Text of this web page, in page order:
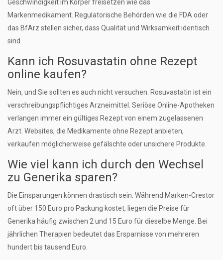
Geschwindigkeit im Körper freisetzen wie das
Markenmedikament. Regulatorische Behörden wie die FDA oder
das BfArz stellen sicher, dass Qualität und Wirksamkeit identisch
sind.
Kann ich Rosuvastatin ohne Rezept
online kaufen?
Nein, und Sie sollten es auch nicht versuchen. Rosuvastatin ist ein
verschreibungspflichtiges Arzneimittel. Seriöse Online-Apotheken
verlangen immer ein gültiges Rezept von einem zugelassenen
Arzt. Websites, die Medikamente ohne Rezept anbieten,
verkaufen möglicherweise gefälschte oder unsichere Produkte.
Wie viel kann ich durch den Wechsel
zu Generika sparen?
Die Einsparungen können drastisch sein. Während Marken-Crestor
oft über 150 Euro pro Packung kostet, liegen die Preise für
Generika häufig zwischen 2 und 15 Euro für dieselbe Menge. Bei
jährlichen Therapien bedeutet das Ersparnisse von mehreren
hundert bis tausend Euro.